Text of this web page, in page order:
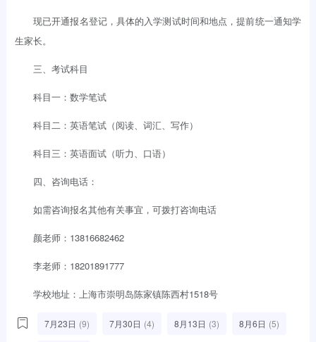
现已开通报名登记，具体的入学测试时间和地点，提前统一通知学
生家长。
三、考试科目
科目一：数学笔试
科目二：英语笔试（阅读、词汇、写作）
科目三：英语面试（听力、口语）
四、咨询电话：
如需咨询报名其他有关事宜，可拨打咨询电话
颜老师：13816682462
李老师：18201891777
学校地址：上海市崇明岛陈家镇陈西村1518号
7月23日 (9) 7月30日 (4) 8月13日 (3) 8月6日 (5)